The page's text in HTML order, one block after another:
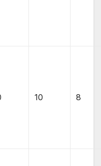
10 8